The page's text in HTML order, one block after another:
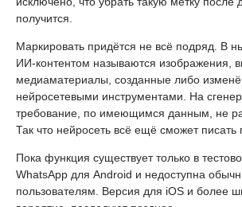
получится.
Маркировать придётся не всё подряд. В
ИИ-контентом называются изображения,
медиаматериалы, созданные либо
нейросетевыми инструментами. На
требование, по имеющимся данным, не
Так что нейросеть всё ещё сможет писать
Пока функция существует только в
WhatsApp для Android и недоступна
пользователям. Версия для iOS и более